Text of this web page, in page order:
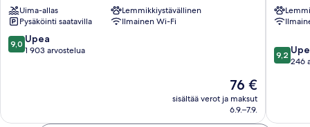
Work
Helsinki
Ruskeasuo
Uima-allas
Lemmikkiystävällinen
Pysäköinti saatavilla
Ilmainen Wi-Fi
9.0
kautta
9,0 Upea
1 903 arvostelua
Hinta
76 €
76 €
sisältää verot ja maksut
6.9.–7.9.
9.2
kautta
9,2
246